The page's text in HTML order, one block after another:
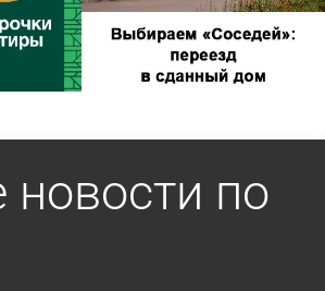
новости по